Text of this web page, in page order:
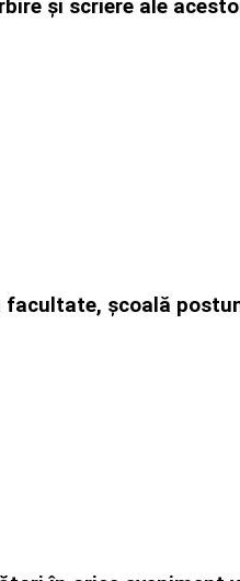
și scriere ale
școală